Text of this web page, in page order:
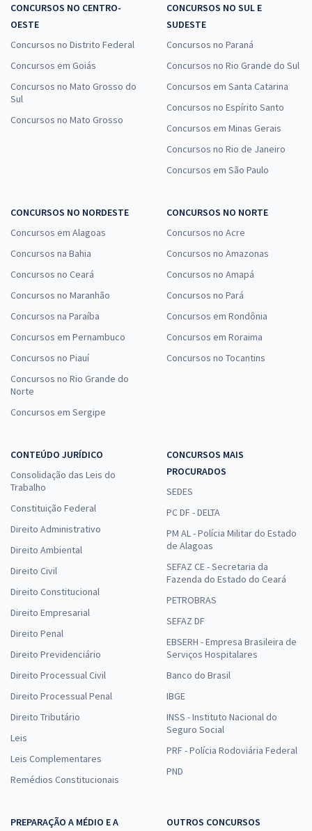
CONCURSOS NO CENTRO-
OESTE
Concursos no Distrito Federal
Concursos em Goiás
Concursos no Mato Grosso do
Sul
Concursos no Mato Grosso
CONCURSOS NO SUL E
SUDESTE
Concursos no Paraná
Concursos no Rio Grande do Sul
Concursos em Santa Catarina
Concursos no Espírito Santo
Concursos em Minas Gerais
Concursos no Rio de Janeiro
Concursos em São Paulo
CONCURSOS NO NORDESTE
Concursos em Alagoas
Concursos na Bahia
Concursos no Ceará
Concursos no Maranhão
Concursos na Paraíba
Concursos em Pernambuco
Concursos no Piauí
Concursos no Rio Grande do
Norte
Concursos em Sergipe
CONCURSOS NO NORTE
Concursos no Acre
Concursos no Amazonas
Concursos no Amapá
Concursos no Pará
Concursos em Rondônia
Concursos em Roraima
Concursos no Tocantins
CONTEÚDO JURÍDICO
Consolidação das Leis do
Trabalho
Constituição Federal
Direito Administrativo
Direito Ambiental
Direito Civil
Direito Constitucional
Direito Empresarial
Direito Penal
Direito Previdenciário
Direito Processual Civil
Direito Processual Penal
Direito Tributário
Leis
Leis Complementares
Remédios Constitucionais
CONCURSOS MAIS
PROCURADOS
SEDES
PC DF - DELTA
PM AL - Polícia Militar do Estado
de Alagoas
SEFAZ CE - Secretaria da
Fazenda do Estado do Ceará
PETROBRAS
SEFAZ DF
EBSERH - Empresa Brasileira de
Serviços Hospitalares
Banco do Brasil
IBGE
INSS - Instituto Nacional do
Seguro Social
PRF - Polícia Rodoviária Federal
PND
PREPARAÇÃO A MÉDIO E A
OUTROS CONCURSOS